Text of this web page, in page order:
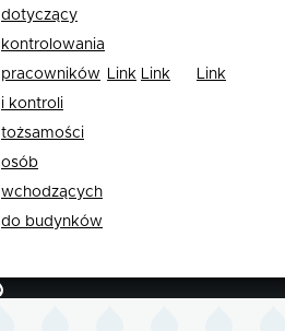
dotyczący
kontrolowania
pracowników
i kontroli
tożsamości
osób
wchodzących
do budynków
Link Link Link